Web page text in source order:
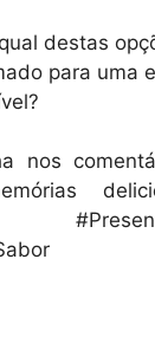
destas
para uma
nos